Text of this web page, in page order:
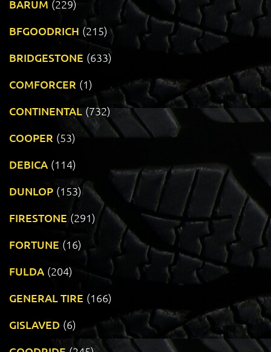
BARUM (229)
BFGOODRICH (215)
BRIDGESTONE (633)
COMFORCER (1)
CONTINENTAL (732)
COOPER (53)
DEBICA (114)
DUNLOP (153)
FIRESTONE (291)
FORTUNE (16)
FULDA (204)
GENERAL TIRE (166)
GISLAVED (6)